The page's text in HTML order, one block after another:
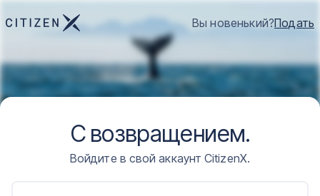
Вы новенький?Подать
С возвращением.
Войдите в свой аккаунт CitizenX.